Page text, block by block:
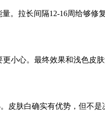
。拉长间隔12-16周给够修
小心。最终效果和浅色皮
肤白确实有优势，但不是